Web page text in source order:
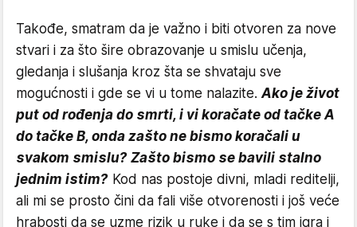
Takođe, smatram da je važno i biti otvoren za nove
stvari i za što šire obrazovanje u smislu učenja,
gledanja i slušanja kroz šta se shvataju sve
mogućnosti i gde se vi u tome nalazite.Ako je život
put od rođenja do smrti, i vi koračate od tačke A
do tačke B, onda zašto ne bismo koračali u
svakom smislu? Zašto bismo se bavili stalno
jednim istim? Kod nas postoje divni, mladi reditelji,
ali mi se prosto čini da fali više otvorenosti i još veće
hrabosti da se uzme rizik u ruke i da se s tim igra i